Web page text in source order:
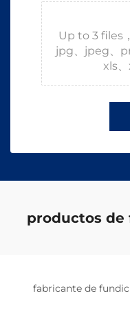
Up to 3 files
jpg、jpeg、
xls
productos de
fabricante de